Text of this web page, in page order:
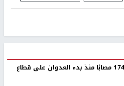
73,386 شهيدًا و174,250 مصابًا منذ بدء العدوان على قطاع